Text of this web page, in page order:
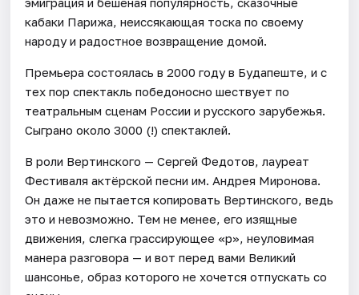
кабаки Парижа, неиссякающая тоска по своему
народу и радостное возвращение домой.
Премьера состоялась в 2000 году в Будапеште, и с
тех пор спектакль победоносно шествует по
театральным сценам России и русского зарубежья.
Сыграно около 3000 (!) спектаклей.
В роли Вертинского — Сергей Федотов, лауреат
Фестиваля актёрской песни им. Андрея Миронова.
Он даже не пытается копировать Вертинского, ведь
это и невозможно. Тем не менее, его изящные
движения, слегка грассирующее «р», неуловимая
манера разговора — и вот перед вами Великий
шансонье, образ которого не хочется отпускать со